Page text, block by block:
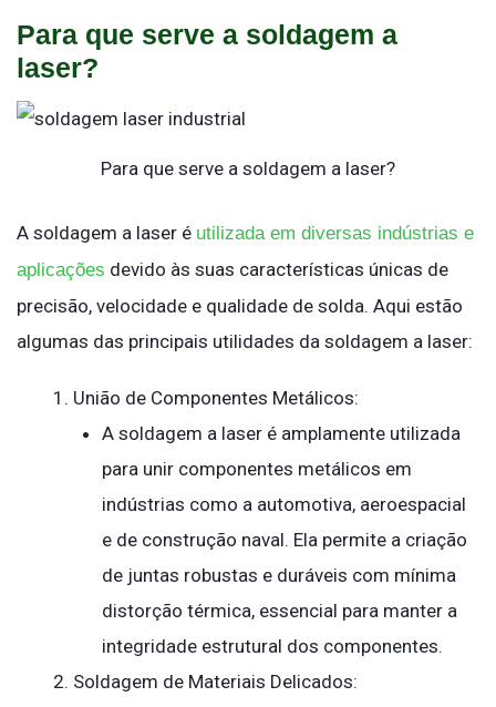
Para que serve a soldagem a
laser?
Para que serve a soldagem a laser?
A soldagem a laser é utilizada em diversas indústrias e
aplicações devido às suas características únicas de
precisão, velocidade e qualidade de solda. Aqui estão
algumas das principais utilidades da soldagem a laser:
União de Componentes Metálicos:
A soldagem a laser é amplamente utilizada
para unir componentes metálicos em
indústrias como a automotiva, aeroespacial
e de construção naval. Ela permite a criação
de juntas robustas e duráveis com mínima
distorção térmica, essencial para manter a
integridade estrutural dos componentes.
Soldagem de Materiais Delicados: